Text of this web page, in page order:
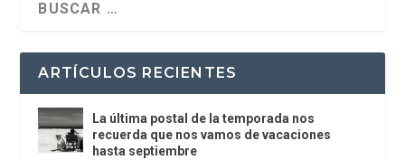
ARTÍCULOS RECIENTES
La última postal de la temporada nos
recuerda que nos vamos de vacaciones
hasta septiembre